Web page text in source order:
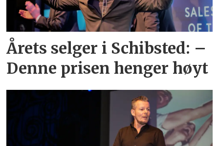
Årets selger i Schibsted: –
Denne prisen henger høyt